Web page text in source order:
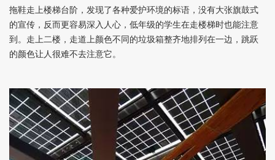
拖鞋走上楼梯台阶，发现了各种爱护环境的标语，没有大张旗鼓式
的宣传，反而更容易深入人心，低年级的学生在走楼梯时也能注意
到。走上二楼，走道上颜色不同的垃圾箱整齐地排列在一边，跳跃
的颜色让人很难不去注意它。